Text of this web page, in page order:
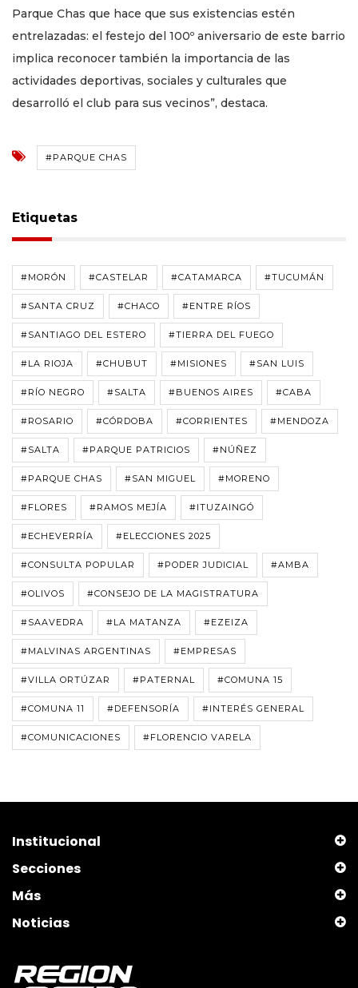
Parque Chas que hace que sus existencias estén
entrelazadas: el festejo del 100º aniversario de este barrio
implica reconocer también la importancia de las
actividades deportivas, sociales y culturales que
desarrolló el club para sus vecinos”, destaca.
#PARQUE CHAS
Etiquetas
#MORÓN #CASTELAR #CATAMARCA #TUCUMÁN
#SANTA CRUZ #CHACO #ENTRE RÍOS
#SANTIAGO DEL ESTERO #TIERRA DEL FUEGO
#LA RIOJA #CHUBUT #MISIONES #SAN LUIS
#RÍO NEGRO #SALTA #BUENOS AIRES #CABA
#ROSARIO #CÓRDOBA #CORRIENTES #MENDOZA
#SALTA #PARQUE PATRICIOS #NÚÑEZ
#PARQUE CHAS #SAN MIGUEL #MORENO
#FLORES #RAMOS MEJÍA #ITUZAINGÓ
#ECHEVERRÍA #ELECCIONES 2025
#CONSULTA POPULAR #PODER JUDICIAL #AMBA
#OLIVOS #CONSEJO DE LA MAGISTRATURA
#SAAVEDRA #LA MATANZA #EZEIZA
#MALVINAS ARGENTINAS #EMPRESAS
#VILLA ORTÚZAR #PATERNAL #COMUNA 15
#COMUNA 11 #DEFENSORÍA #INTERÉS GENERAL
#COMUNICACIONES #FLORENCIO VARELA
Institucional
Secciones
Más
Noticias